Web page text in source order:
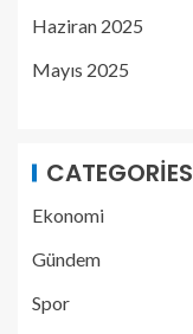
Haziran 2025
Mayıs 2025
CATEGORIES
Ekonomi
Gündem
Spor